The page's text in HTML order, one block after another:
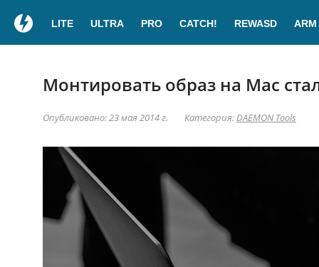
LITE ULTRA PRO CATCH! REWASD ARM
Монтировать образ на Mac
Опубликовано: 23 мая 2014 г. Категория:DAEMON Tools